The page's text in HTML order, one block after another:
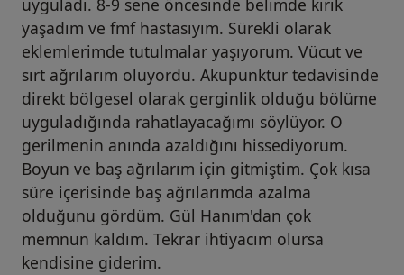
uyguladı. 8-9 sene öncesinde belimde kırık
yaşadım ve fmf hastasıyım. Sürekli olarak
eklemlerimde tutulmalar yaşıyorum. Vücut ve
sırt ağrılarım oluyordu. Akupunktur tedavisinde
direkt bölgesel olarak gerginlik olduğu bölüme
uyguladığında rahatlayacağımı söylüyor. O
gerilmenin anında azaldığını hissediyorum.
Boyun ve baş ağrılarım için gitmiştim. Çok kısa
süre içerisinde baş ağrılarımda azalma
olduğunu gördüm. Gül Hanım'dan çok
memnun kaldım. Tekrar ihtiyacım olursa
kendisine giderim.